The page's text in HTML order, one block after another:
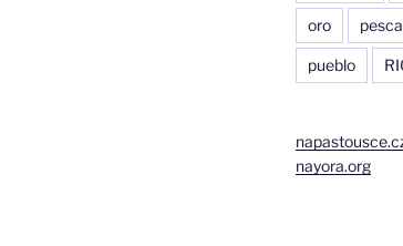
oro pesca
pueblo
nayora.org